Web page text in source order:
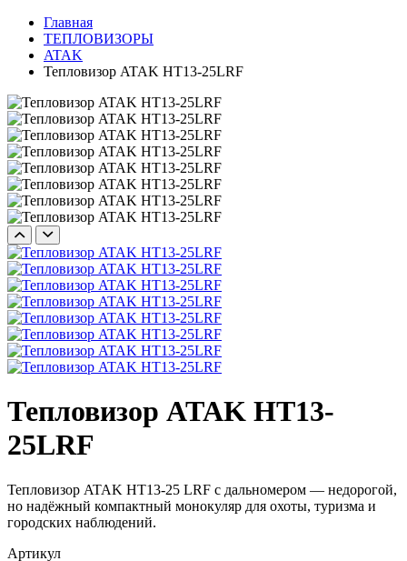
Главная
ТЕПЛОВИЗОРЫ
ATAK
Тепловизор ATAK HT13-25LRF
Тепловизор ATAK HT13-
25LRF
Тепловизор ATAK HT13-25 LRF с дальномером — недорогой,
но надёжный компактный монокуляр для охоты, туризма и
городских наблюдений.
Артикул